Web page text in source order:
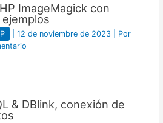
ImageMagick con
12 de noviembre de 2023
| Por
& DBlink, conexión de